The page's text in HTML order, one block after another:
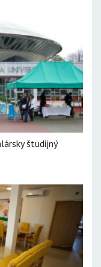
študijný